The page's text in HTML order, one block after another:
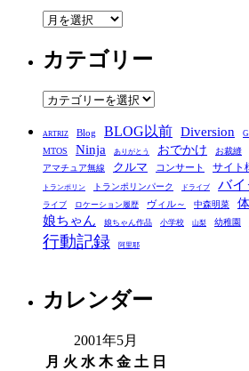
ア
カ
イ
ブ
カテゴリー
カ
ゴ
リ
ー
ARTRIZ Blog BLOG以前 Diversion
MTOS
Ninja ありがとう おでかけ お裁縫
アマチュア無線 クルマ コンサート サイト
トランポリン トランポリンパーク ドライブ バイ
ライブ ロケーション履歴 ヴィル～ 中森明菜
娘ちゃん 娘ちゃん作品 小学校 山梨 幼稚園
行動記録 阿里耶
カレンダー
2001年5月
月 火 水 木 金 土 日